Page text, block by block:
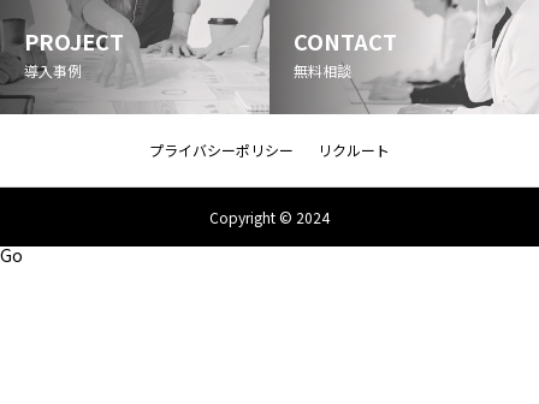
PROJECT
導入事例
CONTACT
無料相談
プライバシーポリシー リクルート
Copyright © 2024
Go